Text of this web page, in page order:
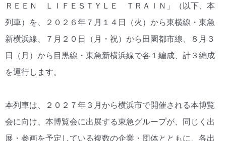
ＲＥＥＮ ＬＩＦＥＳＴＹＬＥ ＴＲＡＩＮ」（以下、本
列車）を、２０２６年７月１４日（火）から東横線・東急
新横浜線、７月２０日（月・祝）から田園都市線、８月３
日（月）から目黒線・東急新横浜線で各１編成、計３編成
を運行します。
本列車は、２０２７年３月から横浜市で開催される本博覧
会に向け、本博覧会に出展する東急グループが、同じく出
展・参画を予定している複数の企業・団体とともに、各出